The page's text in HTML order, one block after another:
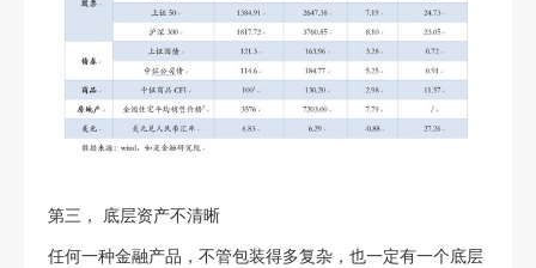
第三， 底层资产不清晰
任何一种金融产品，不管包装得多复杂，也一定有一个底层